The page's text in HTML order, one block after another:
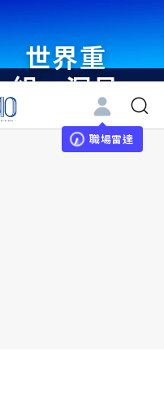
世界重
組・洞見
未來 與
世界領袖
職場雷達